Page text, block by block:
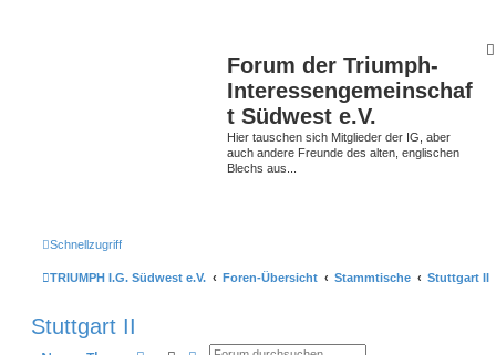
Forum der Triumph-
Interessengemeinschaf
t Südwest e.V.
Hier tauschen sich Mitglieder der IG, aber
auch andere Freunde des alten, englischen
Blechs aus...
Schnellzugriff
TRIUMPH I.G. Südwest e.V. Foren-Übersicht Stammtische Stuttgart II
Stuttgart II